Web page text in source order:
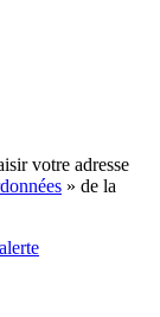
votre adresse
» de la